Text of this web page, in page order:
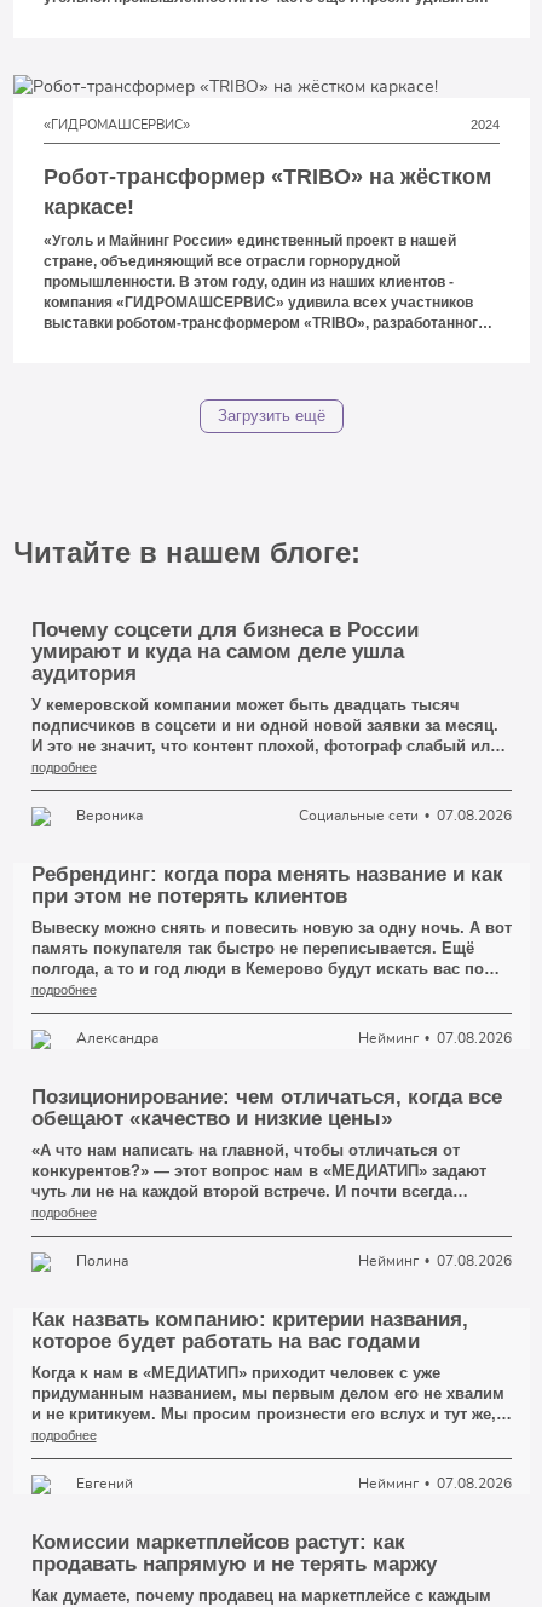
молотком ломает каменный уголь на разрезе или в шахте
Кузбасса.
«ГИДРОМАШСЕРВИС» 2024
Робот-трансформер «TRIBO» на жёстком
каркасе!
«Уголь и Майнинг России» единственный проект в нашей
стране, объединяющий все отрасли горнорудной
промышленности. В этом году, один из наших клиентов -
компания «ГИДРОМАШСЕРВИС» удивила всех участников
выставки роботом-трансформером «TRIBO», разработанного с
Загрузить ещё
Читайте в нашем блоге:
Почему соцсети для бизнеса в России
умирают и куда на самом деле ушла
аудитория
У кемеровской компании может быть двадцать тысяч
подписчиков в соцсети и ни одной новой заявки за месяц.
И это не значит, что контент плохой, фотограф слабый или
посты выходят слишком редко. Это значит, что подписчики
давно перестали быть покупателями — просто никто не
сказал об этом вслух.
подробнее
Вероника Социальные сети 07.08.2026
Ребрендинг: когда пора менять название и как
при этом не потерять клиентов
Вывеску можно снять и повесить новую за одну ночь. А вот
память покупателя так быстро не переписывается. Ещё
полгода, а то и год люди в Кемерово будут искать вас по
старому имени, заходить на старый профиль в соцсети,
доставать визитку из кошелька и звонить по номеру,
который вы давно сменили в шапке сайта.
подробнее
Александра Нейминг 07.08.2026
Позиционирование: чем отличаться, когда все
обещают «качество и низкие цены»
«А что нам написать на главной, чтобы отличаться от
конкурентов?» — этот вопрос нам в «МЕДИАТИП» задают
чуть ли не на каждой второй встрече. И почти всегда
человек уже знает, каким должен быть ответ. Он ждёт, что
мы предложим красивую формулировку про качество,
индивидуальный подход и низкие цены — что-нибудь, что
можно вынести крупными буквами на первый экран сайта.
три сайта ближайших конкурентов в Кемерово. И через
минуту человек сам всё видит: там написано ровно то же
самое, слово в слово.
подробнее
Полина Нейминг 07.08.2026
Как назвать компанию: критерии названия,
которое будет работать на вас годами
Когда к нам в «МЕДИАТИП» приходит человек с уже
придуманным названием, мы первым делом его не хвалим
и не критикуем. Мы просим произнести его вслух и тут же,
не глядя, записать на слух — так, как записал бы обычный
клиент, услышавший имя по телефону. И вот на этом
простом действии половина красивых названий
рассыпается. Человек говорит «СтройГарантПлюс», а на
«СтройГрант», а к третьему разу он уже сам не уверен, где
там что. Название вроде есть, а передать его другому
человеку без ошибки невозможно.
подробнее
Евгений Нейминг 07.08.2026
Комиссии маркетплейсов растут: как
продавать напрямую и не терять маржу
Как думаете, почему продавец на маркетплейсе с каждым